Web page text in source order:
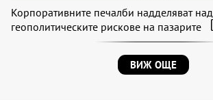
Корпоративните печалби надделяват над
геополитическите рискове на пазарите
ВИЖ ОЩЕ